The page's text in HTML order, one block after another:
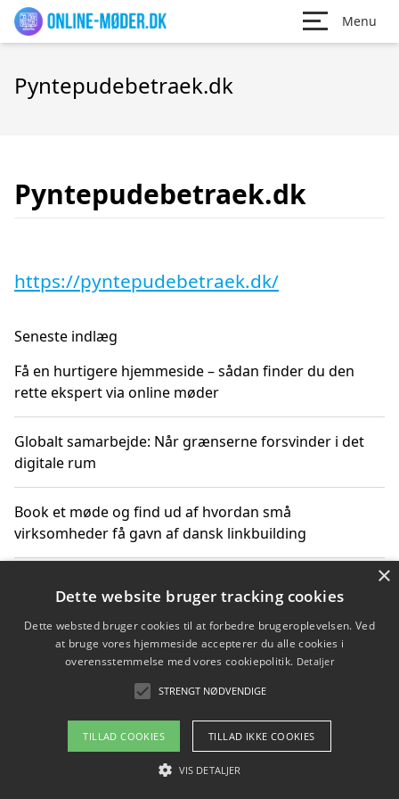
Menu
Pyntepudebetraek.dk
Pyntepudebetraek.dk
https://pyntepudebetraek.dk/
Seneste indlæg
Få en hurtigere hjemmeside – sådan finder du den
rette ekspert via online møder
Globalt samarbejde: Når grænserne forsvinder i det
digitale rum
Book et møde og find ud af hvordan små
virksomheder få gavn af dansk linkbuilding
får du indgår et samarbejde
Hold et møde med en WordPress ekspert og vælg den
mest professionelle til at vedligeholde din løsning
Copyright 2026 - Pilanto Aps
Om / kontakt
×
Dette website bruger tracking cookies
Dette websted bruger cookies til at forbedre brugeroplevelsen. Ved
at bruge vores hjemmeside accepterer du alle cookies i
overensstemmelse med vores cookiepolitik. Detaljer
STRENGT NØDVENDIGE
TILLAD COOKIES TILLAD IKKE COOKIES
VIS DETALJER